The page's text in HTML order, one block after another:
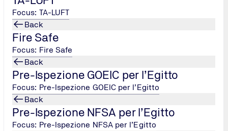
Focus: TA-LUFT
Back
Fire Safe
Focus: Fire Safe
Back
Pre-Ispezione GOEIC per l’Egitto
Focus: Pre-Ispezione GOEIC per l’Egitto
Back
Pre-Ispezione NFSA per l’Egitto
Focus: Pre-Ispezione NFSA per l’Egitto